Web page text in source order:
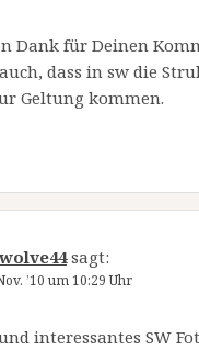
Dank für Deinen
dass in sw die
Geltung kommen.
sagt:
’10 um 10:29 Uhr
interessantes SW